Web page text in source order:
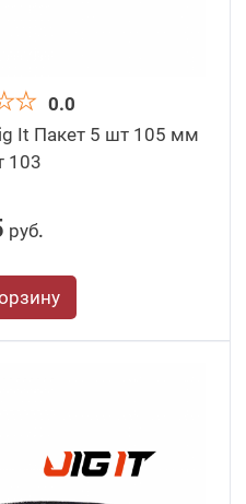
0.0
It Пакет 5 шт 105 мм
103
руб.